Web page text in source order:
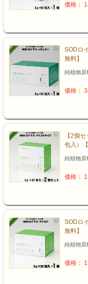
価格：
SODロ
無料】
純植物原
価格：
【2個
包入）
純植物原
価格：
SODロ
無料】
純植物原
価格：